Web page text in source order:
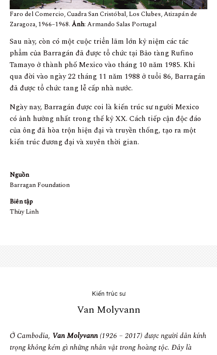
Faro del Comercio, Cuadra San Cristóbal, Los Clubes, Atizapán de
Zaragoza, 1966–1968. Ảnh: Armando Salas Portugal
Sau này, còn có một cuộc triển lãm lớn kỷ niệm các tác
phẩm của Barragán đã được tổ chức tại Bảo tàng Rufino
Tamayo ở thành phố Mexico vào tháng 10 năm 1985. Khi
qua đời vào ngày 22 tháng 11 năm 1988 ở tuổi 86, Barragán
đã được tổ chức tang lễ cấp nhà nước.
Ngày nay, Barragán được coi là kiến ​​trúc sư người Mexico
có ảnh hưởng nhất trong thế kỷ XX. Cách tiếp cận độc đáo
của ông đã hòa trộn hiện đại và truyền thống, tạo ra một
kiến ​​trúc đương đại và xuyên thời gian.
Nguồn
Barragan Foundation
Biên tập
Thùy Linh
Kiến trúc sư
Van Molyvann
Ở Cambodia, Van Molyvann(1926 – 2017) được người dân kính
trọng không kém gì những nhân vật trong hoàng tộc. Đây là